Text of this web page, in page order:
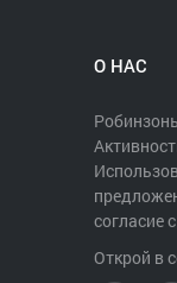
О НАС
согласие
Открой в